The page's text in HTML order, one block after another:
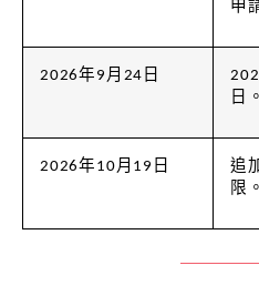
申
2026年9月24日
日。
2026年10月19日
追
限。